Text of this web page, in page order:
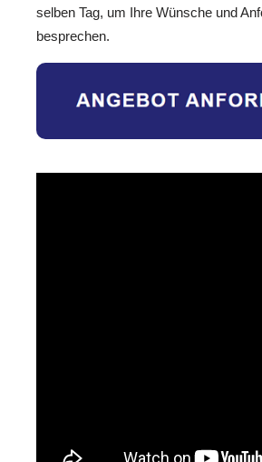
selben Tag, um Ihre Wünsche und
besprechen.